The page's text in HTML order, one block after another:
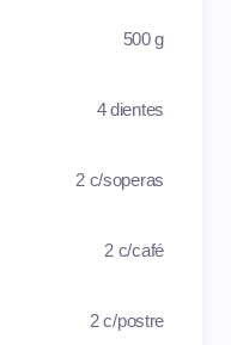
500 g
4 dientes
2 c/soperas
2 c/café
2 c/postre